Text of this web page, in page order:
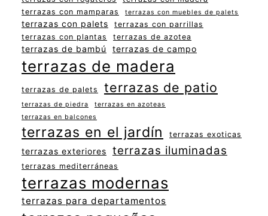
terrazas con mamparas
terrazas con muebles de palets
terrazas con palets
terrazas con parrillas
terrazas con plantas
terrazas de azotea
terrazas de bambú terrazas de campo
terrazas de madera
terrazas de palets terrazas de patio
terrazas de piedra
terrazas en azoteas
terrazas en balcones
terrazas en el jardín terrazas exoticas
terrazas exteriores terrazas iluminadas
terrazas mediterráneas
terrazas modernas
terrazas para departamentos